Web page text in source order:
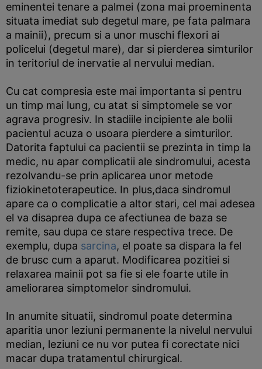
eminentei tenare a palmei (zona mai proeminenta
situata imediat sub degetul mare, pe fata palmara
a mainii), precum si a unor muschi flexori ai
policelui (degetul mare), dar si pierderea simturilor
in teritoriul de inervatie al nervului median.
Cu cat compresia este mai importanta si pentru
un timp mai lung, cu atat si simptomele se vor
agrava progresiv. In stadiile incipiente ale bolii
pacientul acuza o usoara pierdere a simturilor.
Datorita faptului ca pacientii se prezinta in timp la
medic, nu apar complicatii ale sindromului, acesta
rezolvandu-se prin aplicarea unor metode
fiziokinetoterapeutice. In plus,daca sindromul
apare ca o complicatie a altor stari, cel mai adesea
el va disaprea dupa ce afectiunea de baza se
remite, sau dupa ce stare respectiva trece. De
exemplu, dupa sarcina, el poate sa dispara la fel
de brusc cum a aparut. Modificarea pozitiei si
relaxarea mainii pot sa fie si ele foarte utile in
ameliorarea simptomelor sindromului.
In anumite situatii, sindromul poate determina
aparitia unor leziuni permanente la nivelul nervului
median, leziuni ce nu vor putea fi corectate nici
macar dupa tratamentul chirurgical.